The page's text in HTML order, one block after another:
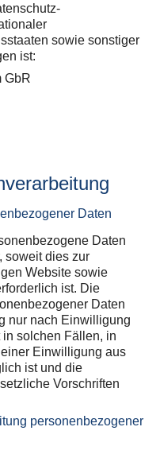
sowie sonstiger
ist:
GbR
Daten
Daten
soweit dies zur
Website sowie
ist. Die
Daten
nur nach Einwilligung
solchen Fällen, in
Einwilligung aus
ist und die
Vorschriften
personenbezogener